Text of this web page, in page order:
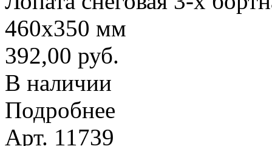
460х350 мм
392,00 руб.
В наличии
Подробнее
Арт. 11739